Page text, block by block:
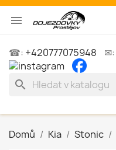

☎: +420777075948 ✉:
search
Domů Kia Stonic